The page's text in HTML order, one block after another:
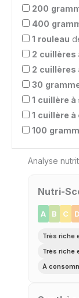
200
400
1 rouleau
2 cuillères
2 cuillères
30
1 cuillère à
1 cuillère à
100
Analyse
Nutri-
A B C D
Très riche
Très riche
À